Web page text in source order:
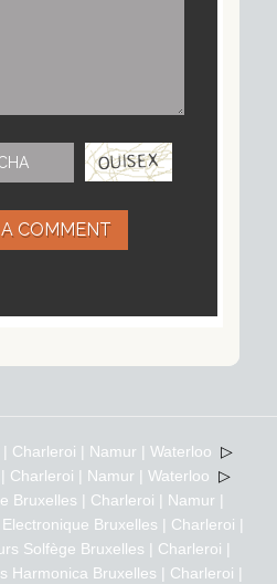
COMMENT
Charleroi | Namur | Waterloo ▷
Charleroi | Namur | Waterloo ▷
Bruxelles | Charleroi | Namur |
Bruxelles | Charleroi |
Solfège Bruxelles | Charleroi |
Harmonica Bruxelles | Charleroi |